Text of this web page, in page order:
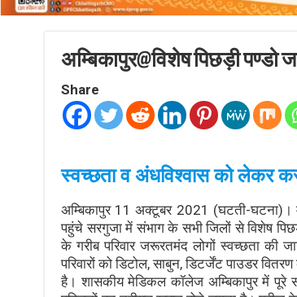
अम्बिकापुर@विशेष पिछड़ी पण्डो
Share
स्वच्छता व अंधविश्वास को लेकर
अम्बिकापुर 11 अक्टूबर 2021 (घटती-
पहुंचे सरगुजा में संभाग के सभी जिलों से विशेष
के गरीब परिवार जरूरतमंद लोगों स्वच्छता की
परिवारों को डिटोल, साबुन, डिटर्जेंट पाउडर
है। शासकीय मेडिकल कॉलेज अम्बिकापुर में पूरे